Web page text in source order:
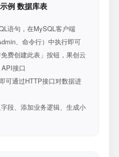
例 数据库表
语句，在MySQL客户端
、命令行）中执行即可
费创建此表」按钮，果创云
接口
可通过HTTP接口对数据进
段、添加业务逻辑、生成小